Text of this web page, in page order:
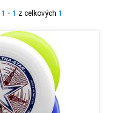
1 - 1 z celkových 1